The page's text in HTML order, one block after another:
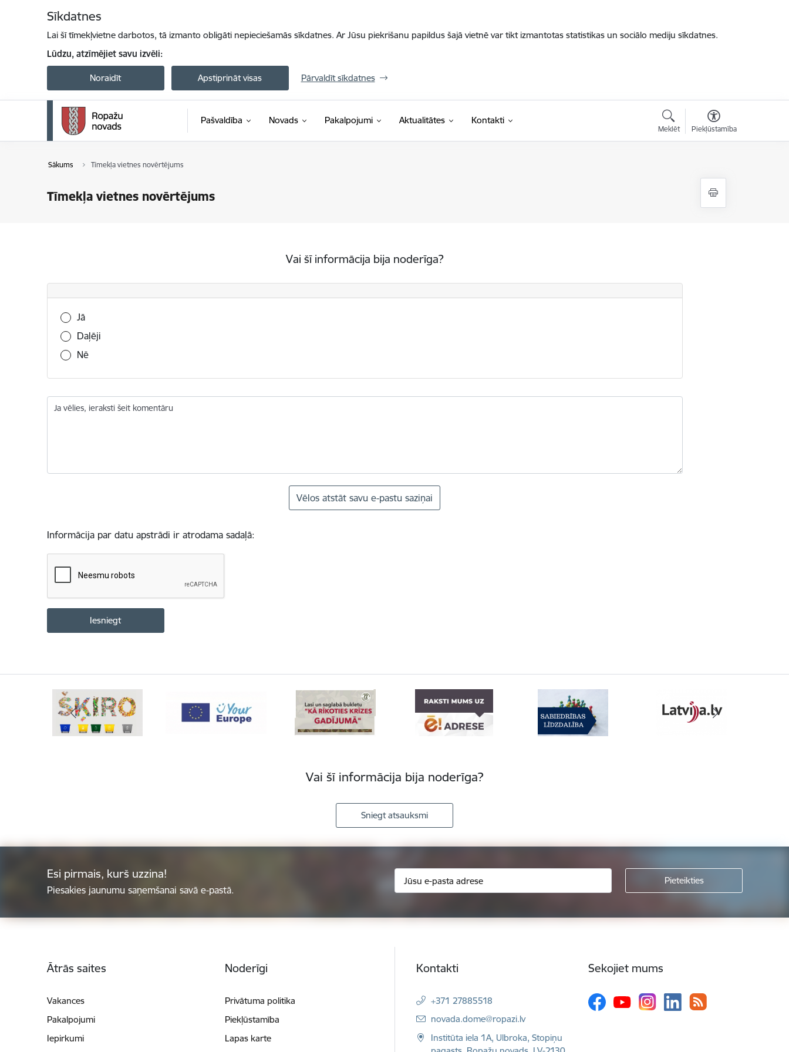
Sīkdatnes
Lai šī tīmekļvietne darbotos, tā izmanto obligāti nepieciešamās sīkdatnes. Ar Jūsu piekrišanu papildus šajā vietnē var tikt izmantotas statistikas un sociālo mediju sīkdatnes.
Lūdzu, atzīmējiet savu izvēli:
Noraidīt Apstiprināt visas Pārvaldīt sīkdatnes
Pašvaldība Novads Pakalpojumi Aktualitātes Kontakti
Meklēt Piekļūstamība
Sākums Tīmekļa vietnes novērtējums
Tīmekļa vietnes novērtējums
Vai šī informācija bija noderīga?
Vai šī informācija bija noderīga?
Jā
Daļēji
Nē
Ja vēlies, ieraksti šeit komentāru
Vēlos atstāt savu e-pastu saziņai
Informācija par datu apstrādi ir atrodama sadaļā:
Vai šī informācija bija noderīga?
Sniegt atsauksmi
Esi pirmais, kurš uzzina!
Piesakies jaunumu saņemšanai savā e-pastā.
Ātrās saites
Vakances
Pakalpojumi
Iepirkumi
Noderīgi
Privātuma politika
Piekļūstamība
Lapas karte
Kontakti
+371 27885518
E-pasts:
novada.dome@ropazi.lv
Institūta iela 1A, Ulbroka, Stopiņu
Sekojiet mums